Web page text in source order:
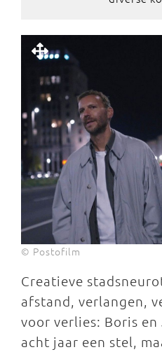
© Postofilm
Creatieve
afstand, verlangen,
voor verlies: Boris
acht jaar een stel,